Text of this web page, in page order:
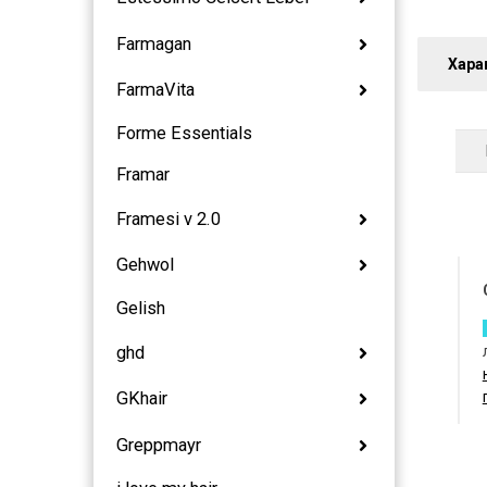
Farmagan
FarmaVita
Forme Essentials
Framar
Framesi v 2.0
Gehwol
Gelish
ghd
GKhair
Greppmayr